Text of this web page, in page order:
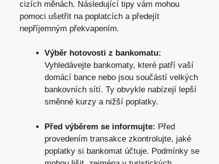
cizích měnách. Následující tipy vám mohou
pomoci ušetřit na poplatcích a předejít
nepříjemným překvapením.
Výběr hotovosti z bankomatu:
Vyhledávejte bankomaty, které patří vaší
domácí bance nebo jsou součástí velkých
bankovních sítí. Ty obvykle nabízejí lepší
směnné kurzy a nižší poplatky.
Před výběrem se informujte: Před
provedením transakce zkontrolujte, jaké
poplatky si bankomat účtuje. Podmínky se